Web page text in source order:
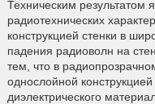
Техническим результатом
радиотехнических
конструкцией стенки в
падения радиоволн на
тем, что в
однослойной
диэлектрического